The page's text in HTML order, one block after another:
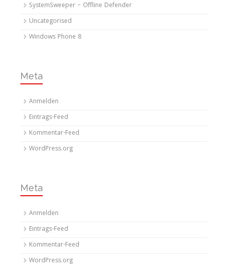
SystemSweeper – Offline Defender
Uncategorised
Windows Phone 8
Meta
Anmelden
Eintrags-Feed
Kommentar-Feed
WordPress.org
Meta
Anmelden
Eintrags-Feed
Kommentar-Feed
WordPress.org